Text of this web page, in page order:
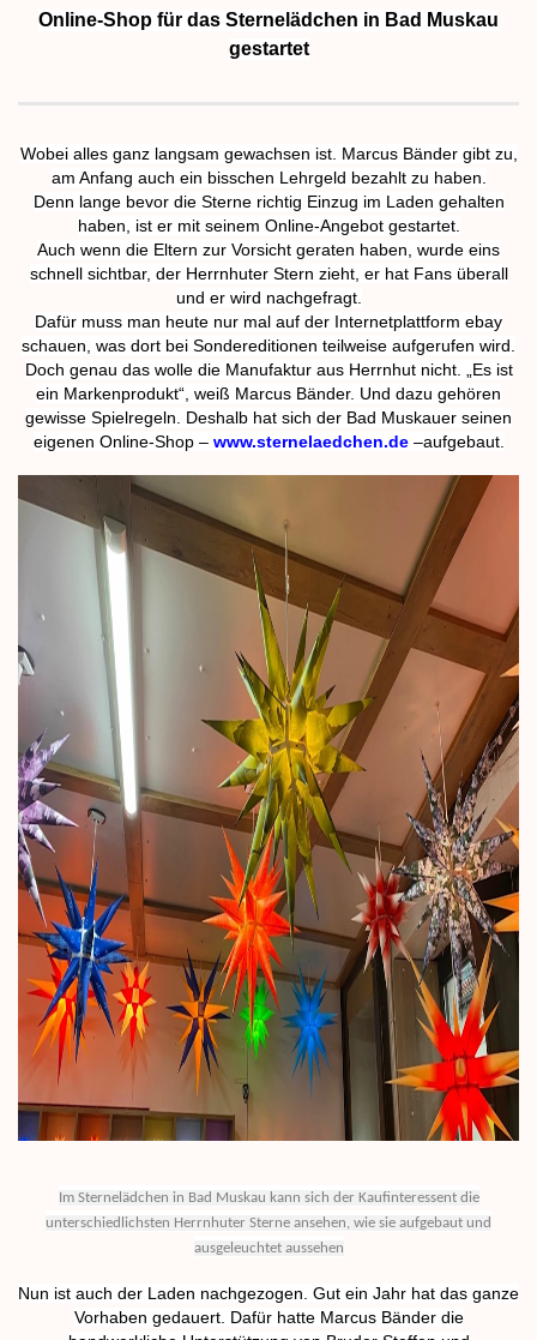
Online-Shop für das Sternelädchen in Bad Muskau
gestartet
Wobei alles ganz langsam gewachsen ist. Marcus Bänder gibt zu,
am Anfang auch ein bisschen Lehrgeld bezahlt zu haben.
Denn lange bevor die Sterne richtig Einzug im Laden gehalten
haben, ist er mit seinem Online-Angebot gestartet.
Auch wenn die Eltern zur Vorsicht geraten haben, wurde eins
schnell sichtbar, der Herrnhuter Stern zieht, er hat Fans überall
und er wird nachgefragt.
Dafür muss man heute nur mal auf der Internetplattform ebay
schauen, was dort bei Sondereditionen teilweise aufgerufen wird.
Doch genau das wolle die Manufaktur aus Herrnhut nicht. „Es ist
ein Markenprodukt“, weiß Marcus Bänder. Und dazu gehören
gewisse Spielregeln. Deshalb hat sich der Bad Muskauer seinen
eigenen Online-Shop – www.sternelaedchen.de–aufgebaut.
Im Sternelädchen in Bad Muskau kann sich der Kaufinteressent die
unterschiedlichsten Herrnhuter Sterne ansehen, wie sie aufgebaut und
ausgeleuchtet aussehen
Nun ist auch der Laden nachgezogen. Gut ein Jahr hat das ganze
Vorhaben gedauert. Dafür hatte Marcus Bänder die